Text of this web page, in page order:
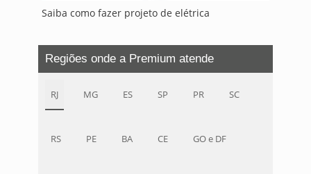
Saiba como fazer projeto de elétrica
Regiões onde a Premium atende
RJ MG ES SP PR SC
RS PE BA CE GO e DF